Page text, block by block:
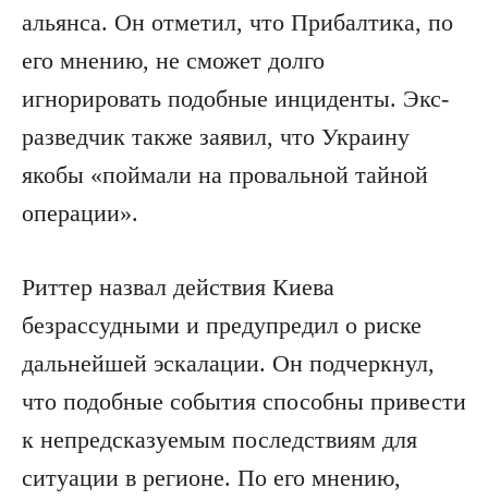
альянса. Он отметил, что Прибалтика, по
его мнению, не сможет долго
игнорировать подобные инциденты. Экс-
разведчик также заявил, что Украину
якобы «поймали на провальной тайной
операции».
Риттер назвал действия Киева
безрассудными и предупредил о риске
дальнейшей эскалации. Он подчеркнул,
что подобные события способны привести
к непредсказуемым последствиям для
ситуации в регионе. По его мнению,